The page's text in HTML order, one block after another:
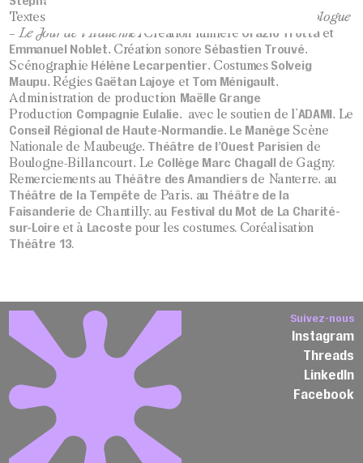
Textes
Prologue
– Le Jour de l’Italienne) Création lumière Orazio Trottaet
Emmanuel Noblet, Création sonore Sébastien Trouvé,
Scénographie Hélène Lecarpentier, Costumes Solveig
Maupu, Régies Gaëtan Lajoye et Tom Ménigault,
Administration de production Maëlle Grange
Production Compagnie Eulalie, avec le soutien de l’ADAMI, Le
Conseil Régional de Haute-Normandie, Le Manège Scène
Nationale de Maubeuge, Théâtre de l’Ouest Parisien de
Boulogne-Billancourt, Le Collège Marc Chagallde Gagny.
Remerciements au Théâtre des Amandiers de Nanterre, au
Théâtre de la Tempête de Paris, au Théâtre de la
Faisanderie de Chantilly, au Festival du Mot de La Charité-
sur-Loire et à Lacoste pour les costumes. Coréalisation
Théâtre 13.
Suivez-nous
Instagram
Threads
LinkedIn
Facebook